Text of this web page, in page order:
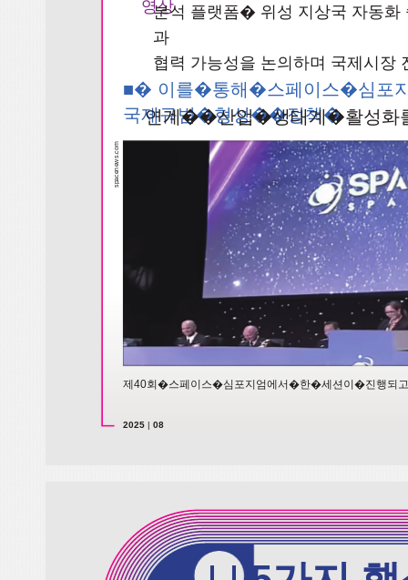
2025 | 08
영상
분석 플랫폼� 위성 지상국 자동
과
협력 가능성을 논의하며 국제시
■� 이를�통해�스페이스�심포
국제규범�형성��정책�
연계��산업�생태계�활성화
제40회�스페이스�심포지엄에서�한�세션이�진행되
sp
ace
n
e
w
s.
co
m